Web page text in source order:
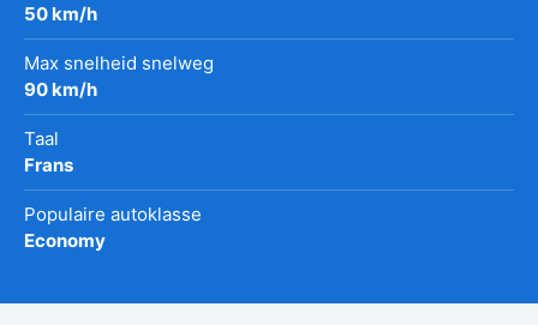
50 km/h
Max snelheid snelweg
90 km/h
Taal
Frans
Populaire autoklasse
Economy